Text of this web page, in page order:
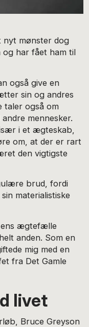
nyt mønster dog
har fået ham til
også give en
sin og andres
taler også om
mennesker.
i et ægteskab,
om, at der er rart
den vigtigste
brud, fordi
materialistiske
ens ægtefælle
anden. Som en
mig med en
fra Det Gamle
livet
Bruce Greyson